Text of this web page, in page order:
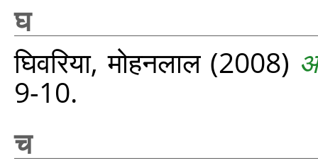
घ
घिवरिया, मोहनलाल(2008)
9-10.
च